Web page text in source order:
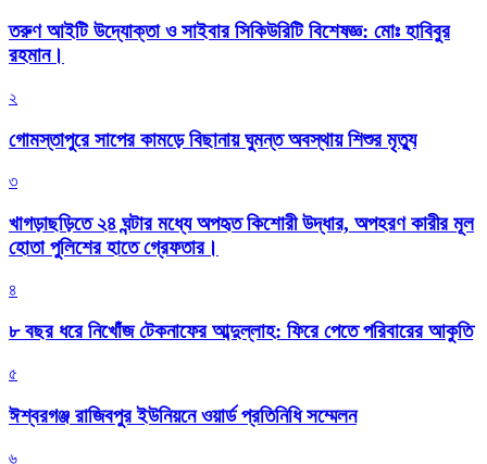
তরুণ আইটি উদ্যোক্তা ও সাইবার সিকিউরিটি বিশেষজ্ঞ: মোঃ হাবিবুর
রহমান।
২
গোমস্তাপুরে সাপের কামড়ে বিছানায় ঘুমন্ত অবস্থায় শিশুর মৃত্যু
৩
খাগড়াছড়িতে ২৪ ঘন্টার মধ্যে অপহৃত কিশোরী উদ্ধার, অপহরণ কারীর মূল
হোতা পুলিশের হাতে গ্রেফতার।
৪
৮ বছর ধরে নিখোঁজ টেকনাফের আব্দুল্লাহ: ফিরে পেতে পরিবারের আকুতি
৫
ঈশ্বরগঞ্জ রাজিবপুর ইউনিয়নে ওয়ার্ড প্রতিনিধি সম্মেলন
৬